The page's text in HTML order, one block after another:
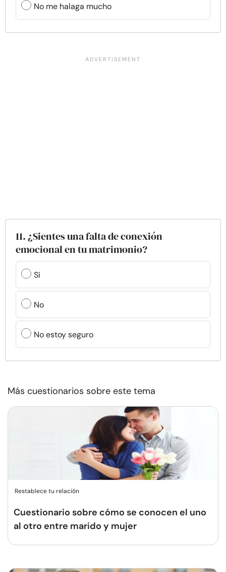
No me halaga mucho
11. ¿Sientes una falta de conexión
emocional en tu matrimonio?
Sí
No
No estoy seguro
Más cuestionarios sobre este tema
Restablece tu relación
Cuestionario sobre cómo se conocen el uno
al otro entre marido y mujer